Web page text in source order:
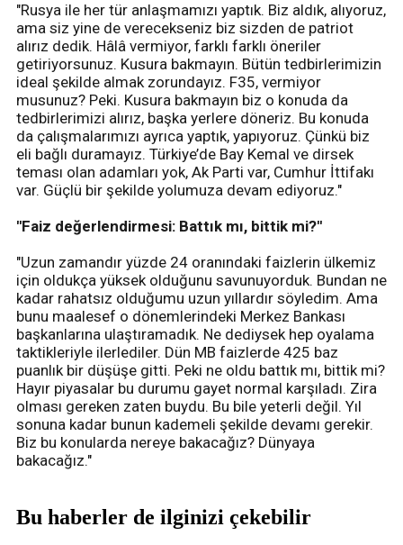
"Rusya ile her tür anlaşmamızı yaptık. Biz aldık, alıyoruz,
ama siz yine de verecekseniz biz sizden de patriot
alırız dedik. Hâlâ vermiyor, farklı farklı öneriler
getiriyorsunuz. Kusura bakmayın. Bütün tedbirlerimizin
ideal şekilde almak zorundayız. F35, vermiyor
musunuz? Peki. Kusura bakmayın biz o konuda da
tedbirlerimizi alırız, başka yerlere döneriz. Bu konuda
da çalışmalarımızı ayrıca yaptık, yapıyoruz. Çünkü biz
eli bağlı duramayız. Türkiye’de Bay Kemal ve dirsek
teması olan adamları yok, Ak Parti var, Cumhur İttifakı
var. Güçlü bir şekilde yolumuza devam ediyoruz."
''Faiz değerlendirmesi: Battık mı, bittik mi?''
"Uzun zamandır yüzde 24 oranındaki faizlerin ülkemiz
için oldukça yüksek olduğunu savunuyorduk. Bundan ne
kadar rahatsız olduğumu uzun yıllardır söyledim. Ama
bunu maalesef o dönemlerindeki Merkez Bankası
başkanlarına ulaştıramadık. Ne dediysek hep oyalama
taktikleriyle ilerlediler. Dün MB faizlerde 425 baz
puanlık bir düşüşe gitti. Peki ne oldu battık mı, bittik mi?
Hayır piyasalar bu durumu gayet normal karşıladı. Zira
olması gereken zaten buydu. Bu bile yeterli değil. Yıl
sonuna kadar bunun kademeli şekilde devamı gerekir.
Biz bu konularda nereye bakacağız? Dünyaya
bakacağız."
Bu haberler de ilginizi çekebilir